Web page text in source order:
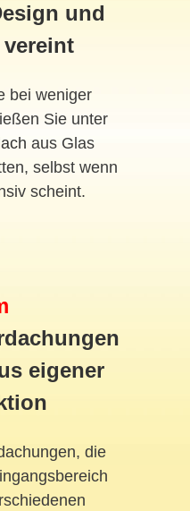
und
bei weniger
Sie unter
aus Glas
selbst wenn
scheint.
eigener
die